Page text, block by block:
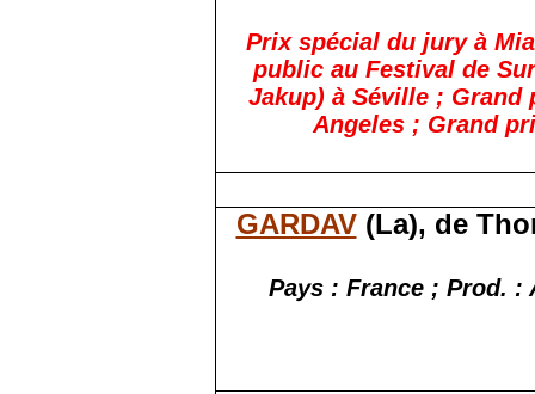
Prix spécial du jury à
public au Festival de
Jakup) à Séville ;
Angeles ; Grand
GARDAV(La), de
Pays : France ; Prod. :